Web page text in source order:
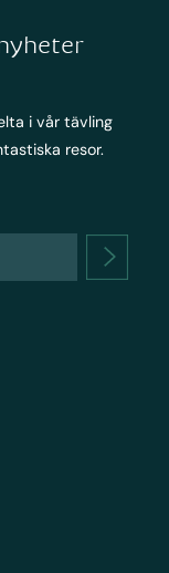
i vår tävling
resor.